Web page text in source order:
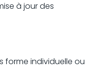
à jour des
forme individuelle ou